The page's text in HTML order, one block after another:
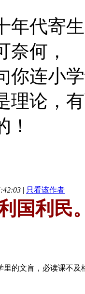
年代寄
奈何，
你连小
理论，
| 只看该作者
国利民
里的文盲，必读课不